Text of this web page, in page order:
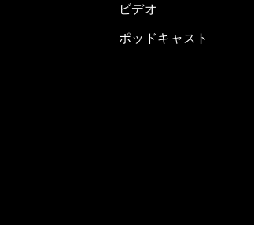
ビデオ
ポッドキャスト